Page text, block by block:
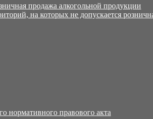
продажа алкогольной продукции
на которых не допускается
нормативного правового акта